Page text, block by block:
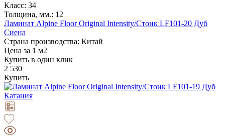
Класс: 34
Толщина, мм.: 12
Ламинат Alpine Floor Original Intensity/Стоик LF101-20 Дуб
Сиена
Страна производства: Китай
Цена за 1 м2
Купить в один клик
2 530
Купить